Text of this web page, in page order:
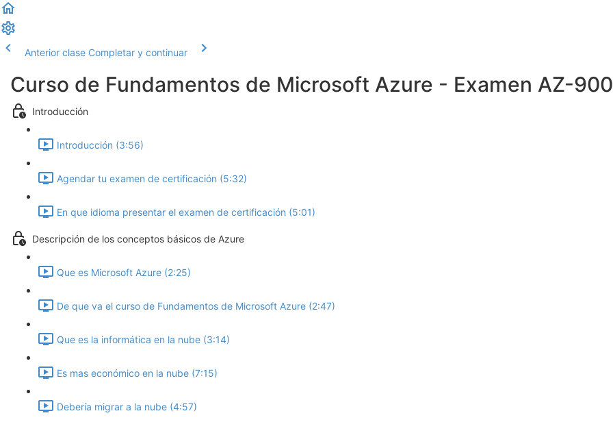
Anterior clase Completar y continuar
Curso de Fundamentos de Microsoft Azure - Examen AZ-900
Introducción
Introducción (3:56)
Agendar tu examen de certificación (5:32)
En que idioma presentar el examen de certificación (5:01)
Descripción de los conceptos básicos de Azure
Que es Microsoft Azure (2:25)
De que va el curso de Fundamentos de Microsoft Azure (2:47)
Que es la informática en la nube (3:14)
Es mas económico en la nube (7:15)
Debería migrar a la nube (4:57)